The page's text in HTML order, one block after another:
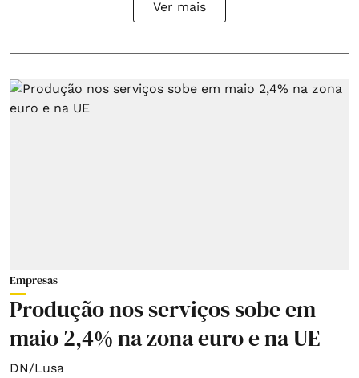
Ver mais
Empresas
Produção nos serviços sobe em
maio 2,4% na zona euro e na UE
DN/Lusa